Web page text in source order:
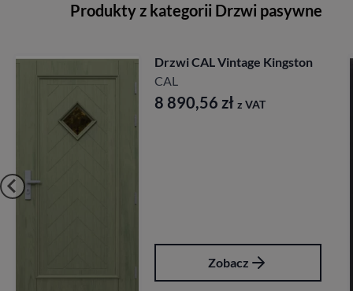
Produkty z kategorii Drzwi pasywne
Drzwi CAL Rycerska
CAL
Zobacz